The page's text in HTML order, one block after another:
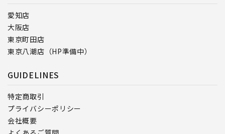
愛知店
大阪店
東京町田店
東京八潮店（HP準備中）
GUIDELINES
特定商取引
プライバシーポリシー
会社概要